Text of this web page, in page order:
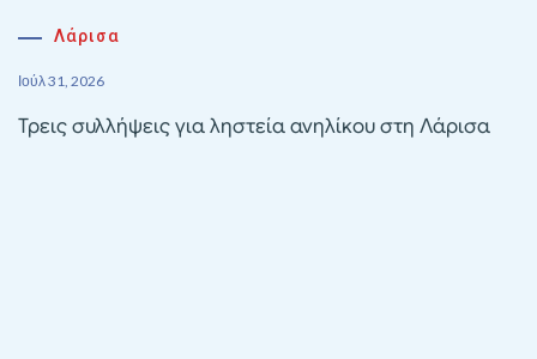
Λάρισα
Ιούλ 31, 2026
Τρεις συλλήψεις για ληστεία ανηλίκου στη Λάρισα